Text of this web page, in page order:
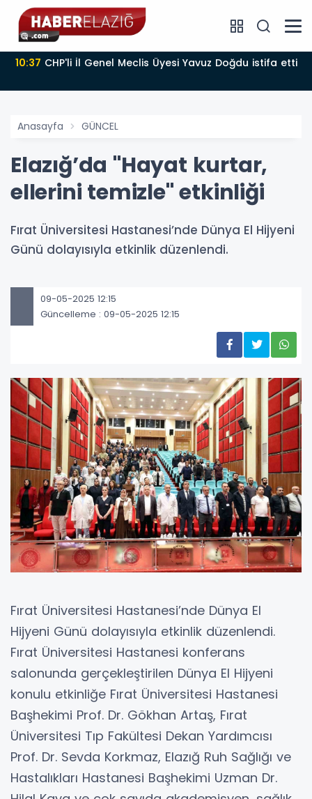
10:37 CHP'li İl Genel Meclis Üyesi Yavuz Doğdu istifa etti
Anasayfa GÜNCEL
Elazığ’da "Hayat kurtar,
ellerini temizle" etkinliği
Fırat Üniversitesi Hastanesi’nde Dünya El Hijyeni
Günü dolayısıyla etkinlik düzenlendi.
09-05-2025 12:15
Güncelleme : 09-05-2025 12:15
Fırat Üniversitesi Hastanesi’nde Dünya El
Hijyeni Günü dolayısıyla etkinlik düzenlendi.
Fırat Üniversitesi Hastanesi konferans
salonunda gerçekleştirilen Dünya El Hijyeni
konulu etkinliğe Fırat Üniversitesi Hastanesi
Başhekimi Prof. Dr. Gökhan Artaş, Fırat
Üniversitesi Tıp Fakültesi Dekan Yardımcısı
Prof. Dr. Sevda Korkmaz, Elazığ Ruh Sağlığı ve
Hastalıkları Hastanesi Başhekimi Uzman Dr.